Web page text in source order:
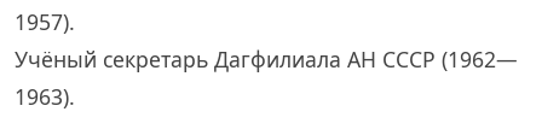
1957).
Учёный секретарь Дагфилиала АН СССР (1962—
1963).